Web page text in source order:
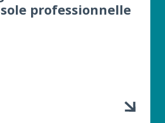
professionnelle